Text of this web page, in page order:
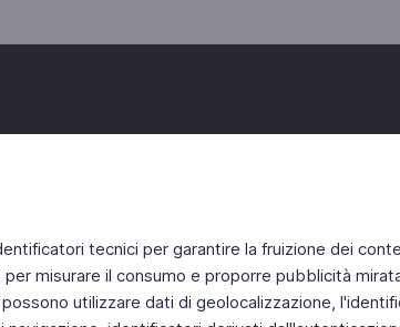
tecnici per garantire la fruizione dei
misurare il consumo e proporre pubblicità
utilizzare dati di geolocalizzazione,